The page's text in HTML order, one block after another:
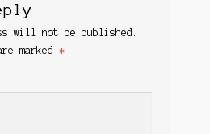
will not be published.
marked *